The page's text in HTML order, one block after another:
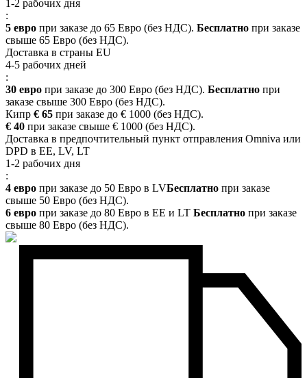
1-2 рабочих дня
:
5 евро при заказе до 65 Евро (без НДС). Бесплатно при заказе
свыше 65 Евро (без НДС).
Доставка в страны EU
4-5 рабочих дней
:
30 евро при заказе до 300 Евро (без НДС). Бесплатно при
заказе свыше 300 Евро (без НДС).
Кипр € 65 при заказе до € 1000 (без НДС).
€ 40 при заказе свыше € 1000 (без НДС).
Доставка в предпочтительный пункт отправления Omniva или
DPD в EE, LV, LT
1-2 рабочих дня
:
4 евро при заказе до 50 Евро в LVБесплатно при заказе
свыше 50 Евро (без НДС).
6 евро при заказе до 80 Евро в EE и LT Бесплатно при заказе
свыше 80 Евро (без НДС).